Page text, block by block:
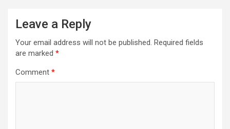
Leave a Reply
Your email address will not be published. Required fields
are marked *
Comment *